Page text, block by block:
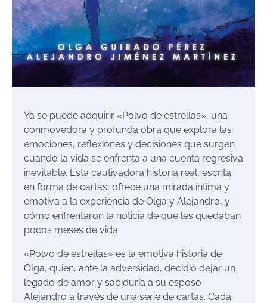
Ya se puede adquirir «Polvo de estrellas», una
conmovedora y profunda obra que explora las
emociones, reflexiones y decisiones que surgen
cuando la vida se enfrenta a una cuenta regresiva
inevitable. Esta cautivadora historia real, escrita
en forma de cartas, ofrece una mirada íntima y
emotiva a la experiencia de Olga y Alejandro, y
cómo enfrentaron la noticia de que les quedaban
pocos meses de vida.
«Polvo de estrellas» es la emotiva historia de
Olga, quien, ante la adversidad, decidió dejar un
legado de amor y sabiduría a su esposo
Alejandro a través de una serie de cartas. Cada